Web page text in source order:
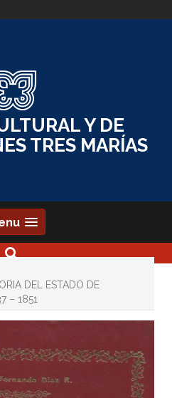
Y DE
TRES MARÍAS
DEL ESTADO DE
– 1851